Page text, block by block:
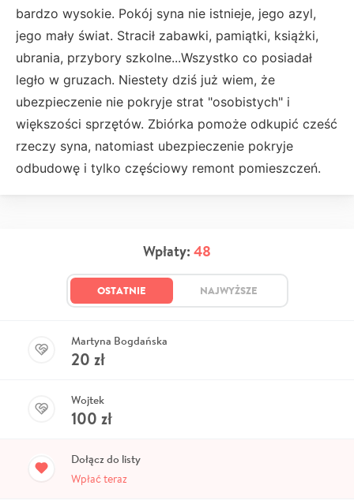
bardzo wysokie. Pokój syna nie istnieje, jego azyl,
jego mały świat. Stracił zabawki, pamiątki, książki,
ubrania, przybory szkolne...Wszystko co posiadał
legło w gruzach. Niestety dziś już wiem, że
ubezpieczenie nie pokryje strat "osobistych" i
większości sprzętów. Zbiórka pomoże odkupić cześć
rzeczy syna, natomiast ubezpieczenie pokryje
odbudowę i tylko częściowy remont pomieszczeń.
Wpłaty: 48
OSTATNIE NAJWYŻSZE
Martyna Bogdańska
20 zł
Wojtek
100 zł
Dołącz do listy
Wpłać teraz